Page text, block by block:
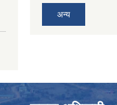
अन्य